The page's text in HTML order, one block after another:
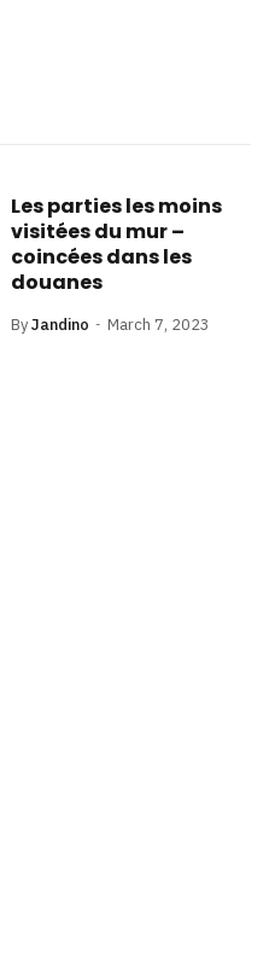
Les parties les moins
visitées du mur –
coincées dans les
douanes
ByJandino March 7, 2023